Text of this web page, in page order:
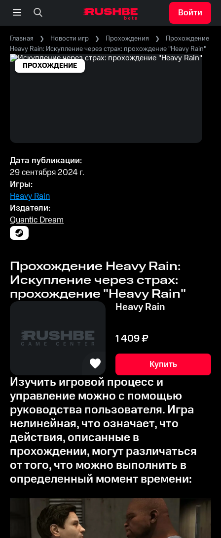
Войти
Главная Новости игр Прохождения
Прохождение
Heavy Rain: Искупление через страх: прохождение "Heavy Rain"
ПРОХОЖДЕНИЕ
Дата публикации:
29 сентября 2024 г.
Игры:
Heavy Rain
Издатели:
Quantic Dream
Прохождение Heavy Rain:
Искупление через страх:
прохождение "Heavy Rain"
Heavy Rain
1 409₽
Купить
Изучить игровой процесс и
управление можно с помощью
руководства пользователя. Игра
нелинейная, что означает, что
действия, описанные в
прохождении, могут различаться
от того, что можно выполнить в
определенный момент времени: